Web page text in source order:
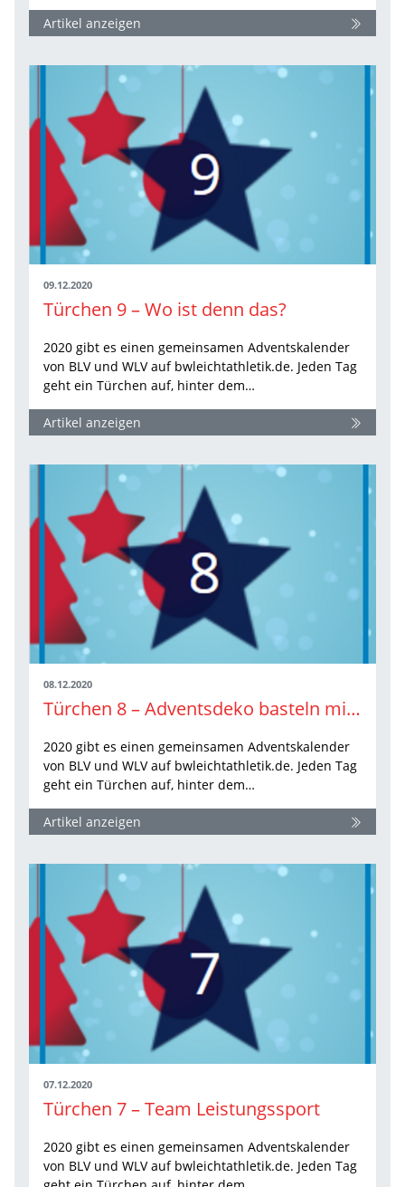
Artikel anzeigen
09.12.2020
Türchen 9 – Wo ist denn das?
2020 gibt es einen gemeinsamen Adventskalender
von BLV und WLV auf bwleichtathletik.de. Jeden Tag
geht ein Türchen auf, hinter dem…
Artikel anzeigen
08.12.2020
Türchen 8 – Adventsdeko basteln mit Top-Athletin
2020 gibt es einen gemeinsamen Adventskalender
von BLV und WLV auf bwleichtathletik.de. Jeden Tag
geht ein Türchen auf, hinter dem…
Artikel anzeigen
07.12.2020
Türchen 7 – Team Leistungssport
2020 gibt es einen gemeinsamen Adventskalender
von BLV und WLV auf bwleichtathletik.de. Jeden Tag